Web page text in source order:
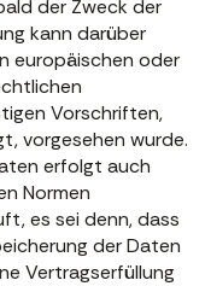
der Zweck der
kann darüber
europäischen oder
Vorschriften,
vorgesehen wurde.
erfolgt auch
Normen
es sei denn, dass
der Daten
Vertragserfüllung